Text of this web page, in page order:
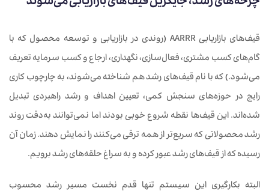
قیف‌های بازاریابی AARRR (روندی در بازاریابی و توسعه محصول که با
گام‌های کسب مشتری، فعال‌سازی، نگهداری، ارجاع و کسب سرمایه تعریف
می‌شود.)که با نام قیف‌های رشد هم شناخته می‌شوند، به چارچوب کاری
رایج در حوزه‌های سنجش کمی، تعیین اهداف و رشد راهبردی تبدیل
شده‌اند. این قیف‌ها نقطه شروع خوبی بودند اما نمی‌توانند به‌دقت روند
رشد محصولاتی که سریع‌تر از همه ترقی می‌کنند را نمایش دهند. زمان آن
رسیده که از قیف‌های رشد عبور کرده و به سراغ حلقه‌های رشد برویم.
البته بکارگیری این سیستم تنها قدم نخست مسیر رشد محسوب